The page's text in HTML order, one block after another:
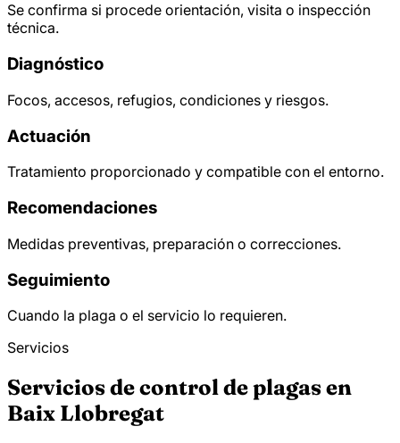
Se confirma si procede orientación, visita o inspección
técnica.
Diagnóstico
Focos, accesos, refugios, condiciones y riesgos.
Actuación
Tratamiento proporcionado y compatible con el entorno.
Recomendaciones
Medidas preventivas, preparación o correcciones.
Seguimiento
Cuando la plaga o el servicio lo requieren.
Servicios
Servicios de control de plagas en
Baix Llobregat